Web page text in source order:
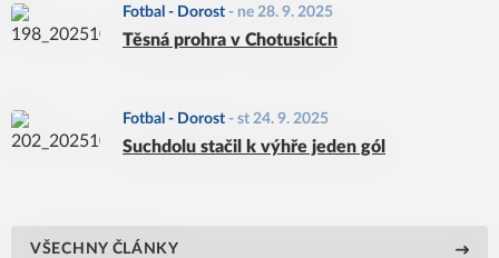
Fotbal - Dorost - ne 28. 9. 2025
Těsná prohra v Chotusicích
Fotbal - Dorost - st 24. 9. 2025
Suchdolu stačil k výhře jeden gól
VŠECHNY ČLÁNKY